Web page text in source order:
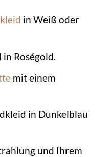
in Weiß oder
Roségold.
mit einem
in Dunkelblau
und Ihrem